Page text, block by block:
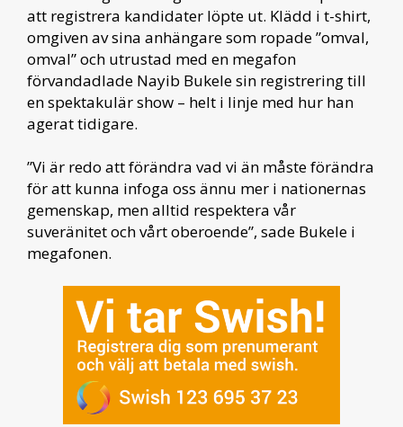
att registrera kandidater löpte ut. Klädd i t-shirt,
omgiven av sina anhängare som ropade ”omval,
omval” och utrustad med en megafon
förvandadlade Nayib Bukele sin registrering till
en spektakulär show – helt i linje med hur han
agerat tidigare.
”Vi är redo att förändra vad vi än måste förändra
för att kunna infoga oss ännu mer i nationernas
gemenskap, men alltid respektera vår
suveränitet och vårt oberoende”, sade Bukele i
megafonen.